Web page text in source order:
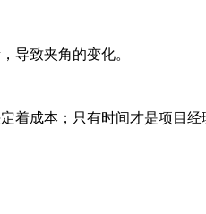
导致夹角的变化。
着成本；只有时间才是项目经